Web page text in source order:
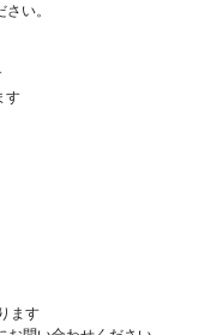
い。
す
ます